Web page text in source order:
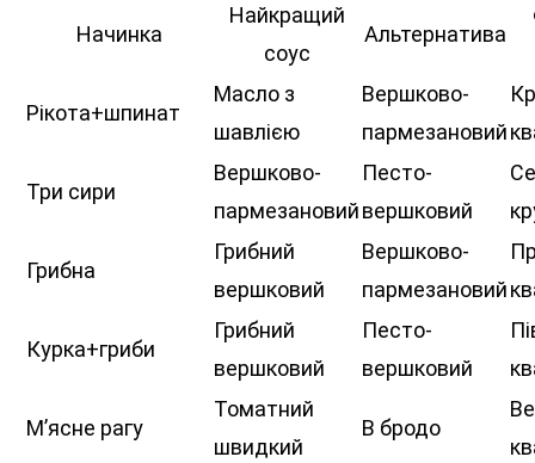
Начинка
Найкращий
соус
Альтернатива
Рікота+шпинат
Масло з
шавлією
Вершково-
пармезановий
Три сири
Вершково-
пармезановий
Песто-
вершковий
Грибна
Грибний
вершковий
Вершково-
пармезановий
Курка+гриби
Грибний
вершковий
Песто-
вершковий
М’ясне рагу
Томатний
швидкий
В бродо